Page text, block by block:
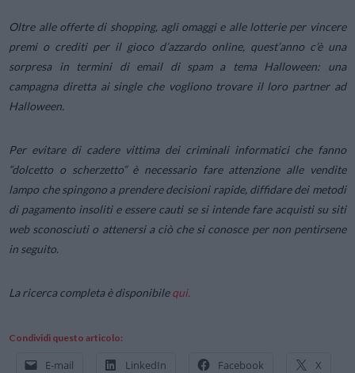
Oltre alle offerte di shopping, agli omaggi e alle lotterie per vincere
premi o crediti per il gioco d’azzardo online, quest’anno c’è una
sorpresa in termini di email di spam a tema Halloween: una
campagna diretta ai single che vogliono trovare il loro partner ad
Halloween.
Per evitare di cadere vittima dei criminali informatici che fanno
“dolcetto o scherzetto” è necessario fare attenzione alle vendite
lampo che spingono a prendere decisioni rapide, diffidare dei metodi
di pagamento insoliti e essere cauti se si intende fare acquisti su siti
web sconosciuti o attenersi a ciò che si conosce per non pentirsene
in seguito.
La ricerca completa è disponibilequi.
Condividi questo articolo:
E-mail LinkedIn Facebook X